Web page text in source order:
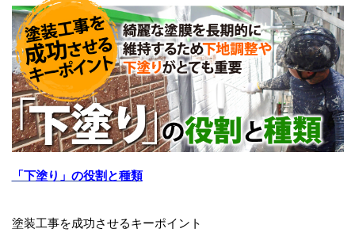
「下塗り」の役割と種類
塗装工事を成功させるキーポイント